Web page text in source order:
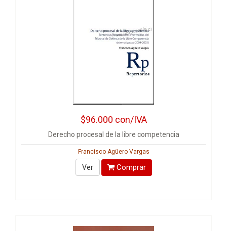
$96.000 con/IVA
Derecho procesal de la libre competencia
Francisco Agüero Vargas
Ver Comprar